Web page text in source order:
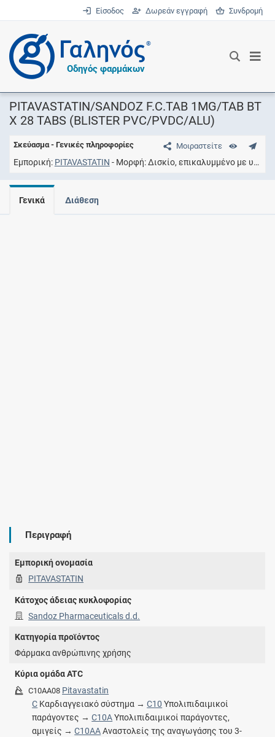
Είσοδος Δωρεάν εγγραφή Συνδρομή
®
Οδηγός φαρμάκων
PITAVASTATIN/SANDOZ F.C.TAB 1MG/TAB BT
X 28 TABS (BLISTER PVC/PVDC/ALU)
Μοιραστείτε
Σκεύασμα - Γενικές πληροφορίες
Εμπορική PITAVASTATIN Μορφή Δισκίο, επικαλυμμένο με υμένιο
Γενικά Διάθεση
Περιγραφή
Εμπορική ονομασία
PITAVASTATIN
Κάτοχος άδειας κυκλοφορίας
Sandoz Pharmaceuticals d.d.
Κατηγορία προϊόντος
Φάρμακα ανθρώπινης χρήσης
Κύρια ομάδα ATC
C10AA08 Pitavastatin
C Καρδιαγγειακό σύστημα →C10 Υπολιπιδαιμικοί
παράγοντες →C10AΥπολιπιδαιμικοί παράγοντες,
αμιγείς →C10AAΑναστολείς της αναγωγάσης του 3-